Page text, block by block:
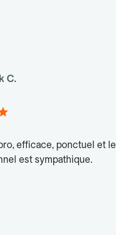
C.
efficace, ponctuel et le
est sympathique.